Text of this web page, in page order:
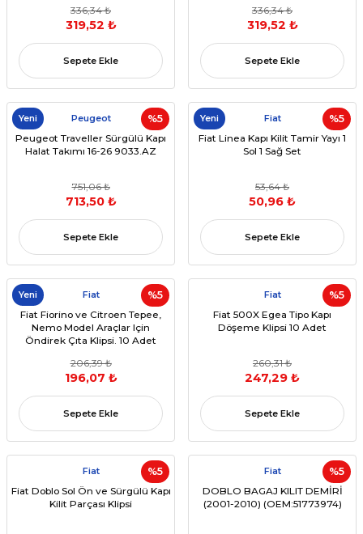
336,34 ₺
319,52 ₺
Sepete Ekle
336,34 ₺
319,52 ₺
Sepete Ekle
%5
Yeni Peugeot
Peugeot Traveller Sürgülü Kapı
Halat Takımı 16-26 9033.AZ
751,06 ₺
713,50 ₺
Sepete Ekle
%5
Yeni Fiat
Fiat Linea Kapı Kilit Tamir Yayı 1
Sol 1 Sağ Set
53,64 ₺
50,96 ₺
Sepete Ekle
%5
Yeni Fiat
Fiat Fiorino ve Citroen Tepee,
Nemo Model Araçlar Için
Öndirek Çıta Klipsi. 10 Adet
206,39 ₺
196,07 ₺
Sepete Ekle
%5
Fiat
Fiat 500X Egea Tipo Kapı
Döşeme Klipsi 10 Adet
260,31 ₺
247,29 ₺
Sepete Ekle
%5
Fiat
Fiat Doblo Sol Ön ve Sürgülü Kapı
Kilit Parçası Klipsi
%5
Fiat
DOBLO BAGAJ KILIT DEMİRİ
(2001-2010) (OEM:51773974)